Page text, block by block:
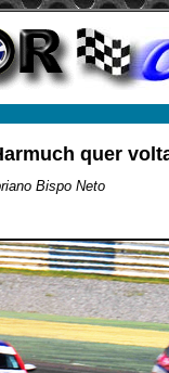
quer
Bispo Neto